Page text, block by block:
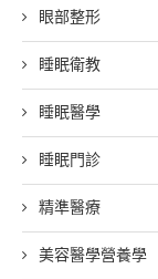
眼部整形
睡眠衛教
睡眠醫學
睡眠門診
精準醫療
美容醫學營養學